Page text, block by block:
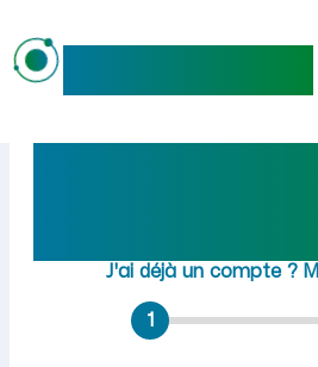
Emploi à
Rejoindre
J'ai déjà un compte ?
1